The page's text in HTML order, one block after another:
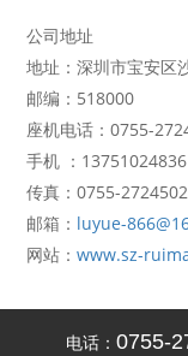
公司地址
地址：深圳市宝安区
邮编：518000
座机电话：0755-
手机 ：13751024836
传真：0755-
邮箱： luyue-
网站：www.sz-
电话： 0755-